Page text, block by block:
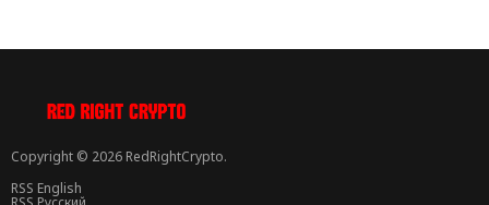
Copyright © 2026 RedRightCrypto.
RSS English